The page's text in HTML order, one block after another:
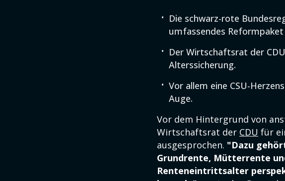
Die schwarz-rote
umfassendes
Der Wirtschaftsrat der
Alterssicherung.
Vor allem eine CSU-
Auge.
Vor dem Hintergrund von
Wirtschaftsrat der CDU für
ausgesprochen. "Dazu
Grundrente, Mütterrente
Renteneintrittsalter